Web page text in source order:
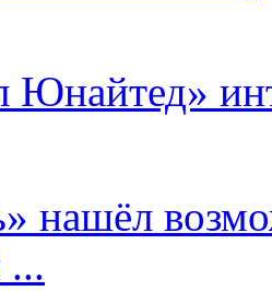
Юнайтед»
нашёл
...